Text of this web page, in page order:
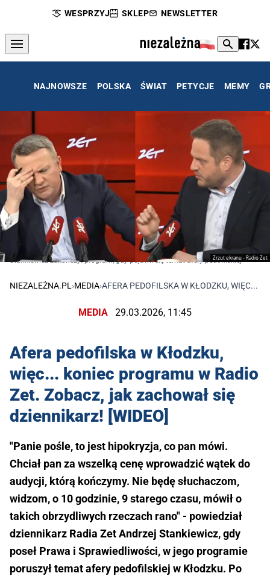
WESPRZYJ SKLEP NEWSLETTER
NAJNOWSZE POLSKA ŚWIAT PETYCJE MEMY
Zrzut ekranu - Radio Zet
Stankiewicz zakończył program, gdy pojawił się temat afery pedofilskiej
NIEZALEŻNA.PL ›MEDIA›AFERA PEDOFILSKA W KŁODZKU, WIĘC...
MEDIA 29.03.2026, 11:45
Afera pedofilska w Kłodzku,
więc... koniec programu w Radio
Zet. Zobacz, jak zachował się
dziennikarz! [WIDEO]
"Panie pośle, to jest hipokryzja, co pan mówi.
Chciał pan za wszelką cenę wprowadzić wątek do
audycji, którą kończymy. Nie będę słuchaczom,
widzom, o 10 godzinie, 9 starego czasu, mówił o
takich obrzydliwych rzeczach rano" - powiedział
dziennikarz Radia Zet Andrzej Stankiewicz, gdy
poseł Prawa i Sprawiedliwości, w jego programie
poruszył temat afery pedofilskiej w Kłodzku. Po